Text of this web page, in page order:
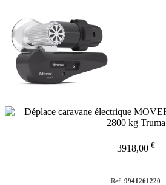
3918,00 €
Ref. 9941261220